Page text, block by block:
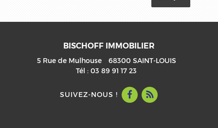
BISCHOFF IMMOBILIER
5 Rue de Mulhouse 68300 SAINT-LOUIS
Tél :03 89 91 17 23
SUIVEZ-NOUS !